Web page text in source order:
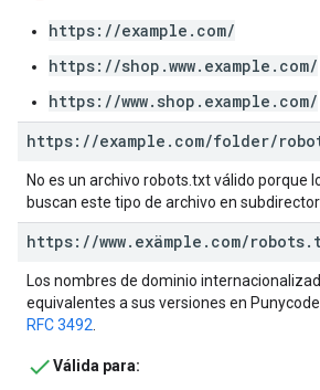
https://example.com/
https://shop.www.example.com/
https://www.shop.example.com/
https: //example . com/folder/
No es un archivo robots.txt válido porque
buscan este tipo de archivo en
https: //www. exämple . com/robots.
Los nombres de dominio
equivalentes a sus versiones en
RFC 3492
Válida para: